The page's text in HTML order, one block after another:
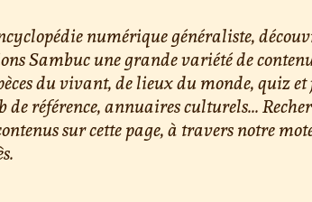
numérique généraliste,
Sambuc une grande variété de
du vivant, de lieux du monde, quiz et
de référence, annuaires culturels...
sur cette page, à travers notre